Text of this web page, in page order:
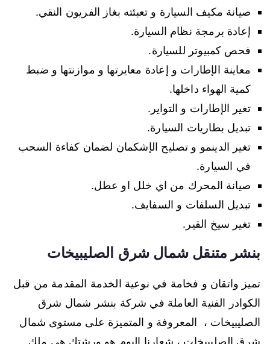
صيانة مكيف السيارة و تعبئته بغاز الفريون النقي.
إعادة برمجة نظام السيارة.
فحص كمبيوتر للسيارة.
معاينة الإطارات و إعادة معايرتها و موازنتها و ضبط
كمية الهواء داخلها.
تغير الإطارات و التواير.
تبديل بطاريات السيارة.
تغير الدينمو و تصليح الإشكمان لضمان كفاءة السحب
في السيارة.
صيانة المحرك من اي خلل او عطل.
تبديل السلفات و السفايف.
تغير سيخ القير.
بنشر متنقل شمال شرق الصليبيخات
تميز واتقان و فخامة في نوعية الخدمة المقدمة من قبل
الكوادر الفنية العاملة في شركة بنشر شمال شرق
الصليبيخات ، المعروفة و المتميزة على مستوى شمال